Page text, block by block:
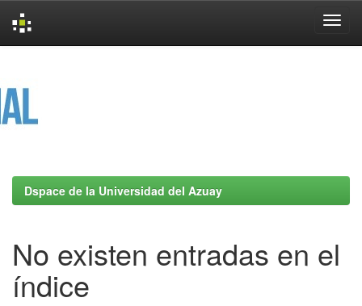
Dspace de la Universidad del Azuay
No existen entradas en el
índice